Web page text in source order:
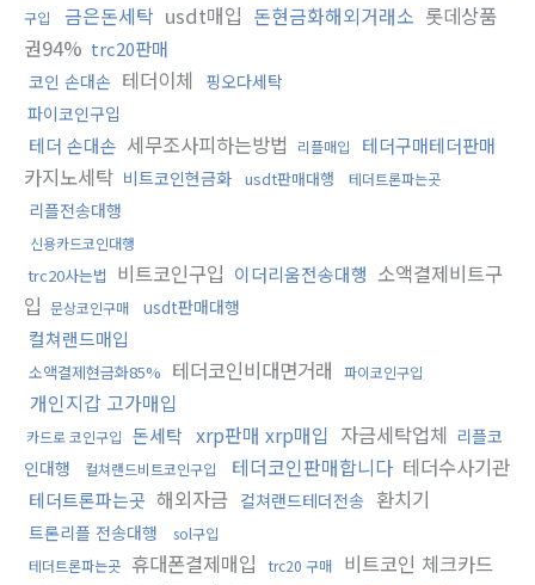
구입
금은돈세탁 usdt매입 돈현금화해외거래소 롯데상품
권94% trc20판매
코인 손대손 테더이체
핑오다세탁
파이코인구입
테더 손대손 세무조사피하는방법 리플매입 테더구매테더판매
카지노세탁 비트코인현금화 usdt판매대행 테더트론파는곳
리플전송대행
신용카드코인대행
trc20사는법 비트코인구입 이더리움전송대행 소액결제비트구
입 문상코인구매 usdt판매대행
컬쳐랜드매입
소액결제현금화85% 테더코인비대면거래 파이코인구입
개인지갑 고가매입
카드로 코인구입 돈세탁 xrp판매 xrp매입 자금세탁업체 리플코
인대행
컬쳐랜드비트코인구입 테더코인판매합니다 테더수사기관
테더트론파는곳 해외자금 컬쳐랜드테더전송 환치기
트론리플 전송대행
sol구입
테더트론파는곳 휴대폰결제매입 trc20 구매
비트코인 체크카드